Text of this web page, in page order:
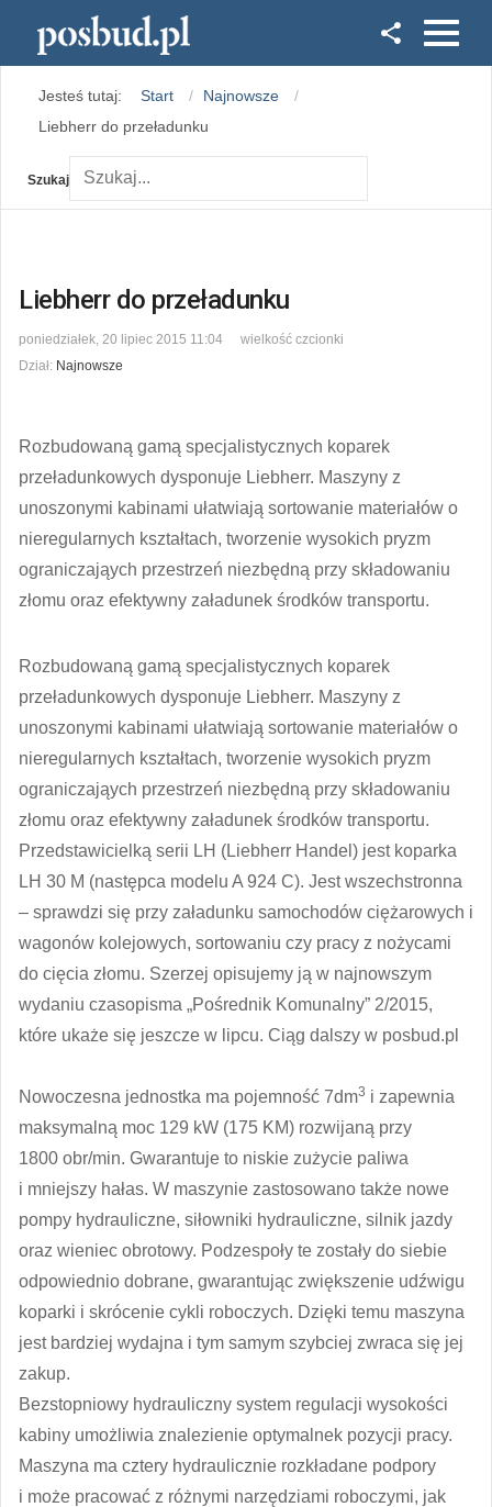
Instagram
Jesteś tutaj: Start
Najnowsze
Liebherr do przeładunku
Szukaj
Liebherr do przeładunku
poniedziałek, 20 lipiec 2015 11:04
wielkość czcionki
Dział: Najnowsze
Rozbudowaną gamą specjalistycznych koparek
przeładunkowych dysponuje Liebherr. Maszyny z
unoszonymi kabinami ułatwiają sortowanie materiałów o
nieregularnych kształtach, tworzenie wysokich pryzm
ograniczająych przestrzeń niezbędną przy składowaniu
złomu oraz efektywny załadunek środków transportu.
Rozbudowaną gamą specjalistycznych koparek
przeładunkowych dysponuje Liebherr. Maszyny z
unoszonymi kabinami ułatwiają sortowanie materiałów o
nieregularnych kształtach, tworzenie wysokich pryzm
ograniczająych przestrzeń niezbędną przy składowaniu
złomu oraz efektywny załadunek środków transportu.
Przedstawicielką serii LH (Liebherr Handel) jest koparka
LH 30 M (następca modelu A 924 C). Jest wszechstronna
– sprawdzi się przy załadunku samochodów ciężarowych i
wagonów kolejowych, sortowaniu czy pracy z nożycami
do cięcia złomu. Szerzej opisujemy ją w najnowszym
wydaniu czasopisma „Pośrednik Komunalny” 2/2015,
które ukaże się jeszcze w lipcu. Ciąg dalszy w posbud.pl
Nowoczesna jednostka ma pojemność 7dm3 i zapewnia
maksymalną moc 129 kW (175 KM) rozwijaną przy
1800 obr/min. Gwarantuje to niskie zużycie paliwa
i mniejszy hałas. W maszynie zastosowano także nowe
pompy hydrauliczne, siłowniki hydrauliczne, silnik jazdy
oraz wieniec obrotowy. Podzespoły te zostały do siebie
odpowiednio dobrane, gwarantując zwiększenie udźwigu
koparki i skrócenie cykli roboczych. Dzięki temu maszyna
jest bardziej wydajna i tym samym szybciej zwraca się jej
zakup.
Bezstopniowy hydrauliczny system regulacji wysokości
kabiny umożliwia znalezienie optymalnek pozycji pracy.
Maszyna ma cztery hydraulicznie rozkładane podpory
i może pracować z różnymi narzędziami roboczymi, jak